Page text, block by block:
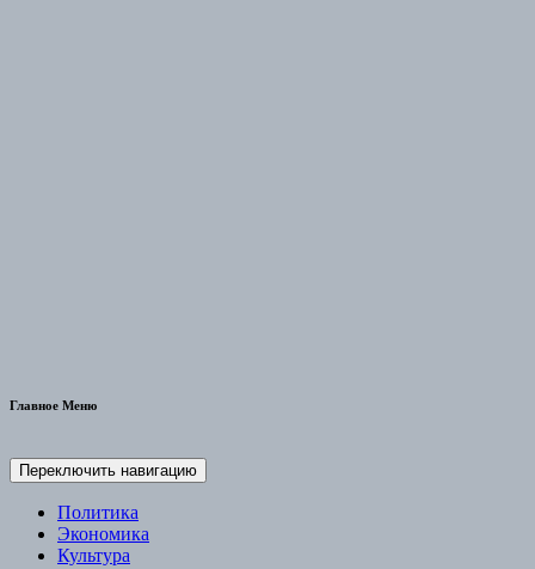
Главное Меню
Переключить навигацию
Политика
Экономика
Культура